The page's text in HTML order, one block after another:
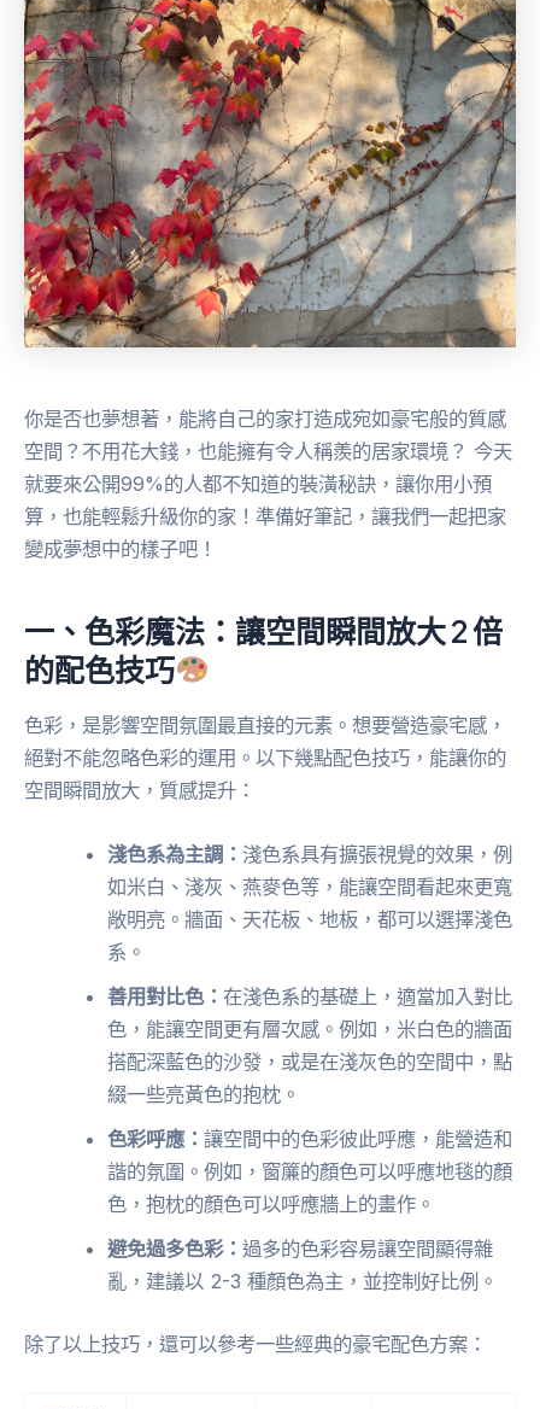
你是否也夢想著，能將自己的家打造成宛如豪宅般的質感
空間？不用花大錢，也能擁有令人稱羨的居家環境？ 今天
就要來公開99%的人都不知道的裝潢秘訣，讓你用小預
算，也能輕鬆升級你的家！準備好筆記，讓我們一起把家
變成夢想中的樣子吧！
一、色彩魔法：讓空間瞬間放大 2 倍
的配色技巧
色彩，是影響空間氛圍最直接的元素。想要營造豪宅感，
絕對不能忽略色彩的運用。以下幾點配色技巧，能讓你的
空間瞬間放大，質感提升：
淺色系為主調： 淺色系具有擴張視覺的效果，例
如米白、淺灰、燕麥色等，能讓空間看起來更寬
敞明亮。牆面、天花板、地板，都可以選擇淺色
系。
善用對比色：在淺色系的基礎上，適當加入對比
色，能讓空間更有層次感。例如，米白色的牆面
搭配深藍色的沙發，或是在淺灰色的空間中，點
綴一些亮黃色的抱枕。
色彩呼應：讓空間中的色彩彼此呼應，能營造和
諧的氛圍。例如，窗簾的顏色可以呼應地毯的顏
色，抱枕的顏色可以呼應牆上的畫作。
避免過多色彩：過多的色彩容易讓空間顯得雜
亂，建議以 2-3 種顏色為主，並控制好比例。
除了以上技巧，還可以參考一些經典的豪宅配色方案：